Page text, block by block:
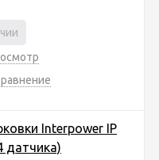
Interpower IP
датчика)